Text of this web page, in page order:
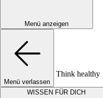
Menü anzeigen
Menü verlassen
Think healthy
WISSEN FÜR DICH